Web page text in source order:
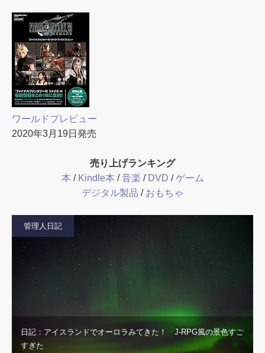
ワールドプレビュー
2020年3月19日発売
売り上げランキング
本 / Kindle本 /音楽 / DVD /ゲーム
デジタル製品 / おもちゃ
管理人日記
日記：アイスランドでオーロラみてきた！ J-RPG風の景色すご
すぎた